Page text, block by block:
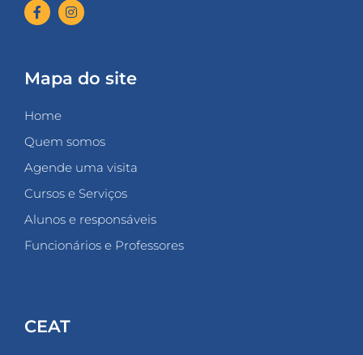
Mapa do site
Home
Quem somos
Agende uma visita
Cursos e Serviços
Alunos e responsáveis
Funcionários e Professores
CEAT